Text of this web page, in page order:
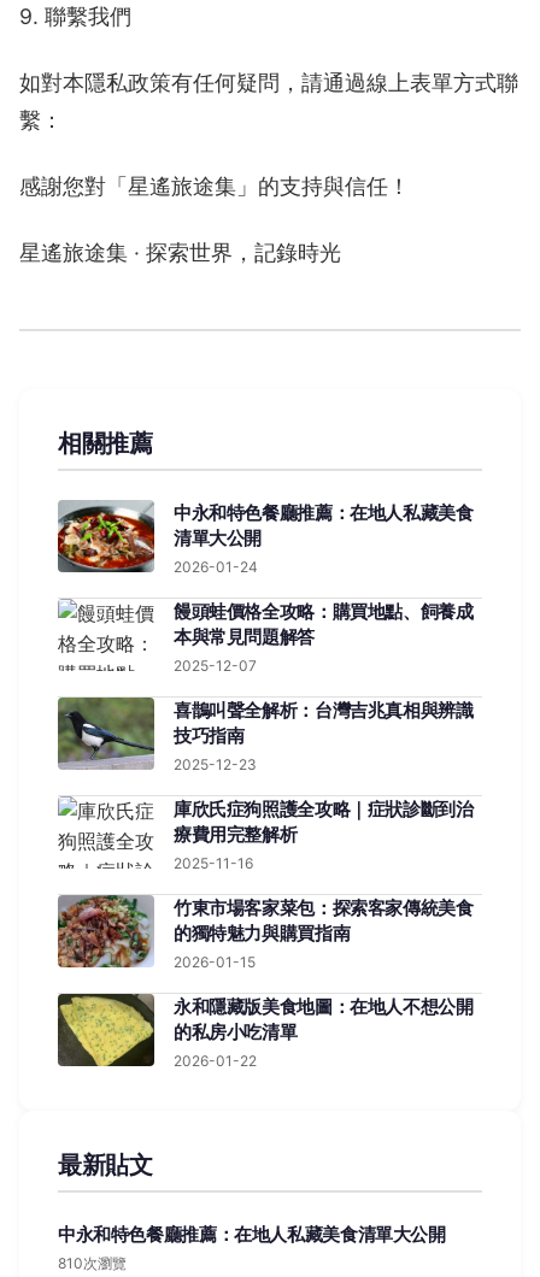
9. 聯繫我們
如對本隱私政策有任何疑問，請通過線上表單方式聯
繫：
感謝您對「星遙旅途集」的支持與信任！
星遙旅途集 · 探索世界，記錄時光
相關推薦
中永和特色餐廳推薦：在地人私藏美食
清單大公開
2026-01-24
饅頭蛙價格全攻略：購買地點、飼養成
本與常見問題解答
2025-12-07
喜鵲叫聲全解析：台灣吉兆真相與辨識
技巧指南
2025-12-23
庫欣氏症狗照護全攻略｜症狀診斷到治
療費用完整解析
2025-11-16
竹東市場客家菜包：探索客家傳統美食
的獨特魅力與購買指南
2026-01-15
永和隱藏版美食地圖：在地人不想公開
的私房小吃清單
2026-01-22
最新貼文
中永和特色餐廳推薦：在地人私藏美食清單大公開
810次瀏覽